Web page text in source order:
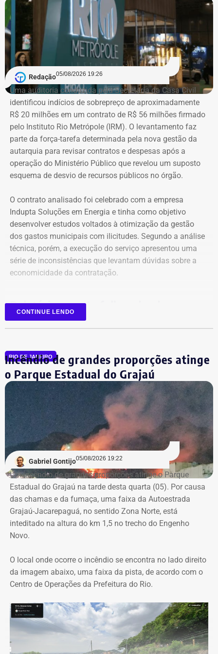
estão dois registros classificados genericamente como
“outros bens e direitos”, nos valores de R$ 95.985,48 e R$
97.555,75.
As declarações de bens são prestadas pelos próprios
candidatos à Justiça Eleitoral e podem considerar os
valores históricos de aquisição dos bens, e não
necessariamente seus preços de mercado.
O crescimento patrimonial, por si só, não indica a
existência de irregularidades.
Declaração de bens de Vinícius Cozzolino em 2026 — Foto:
Reprodução/Divulgacand
Declaração de bens de Vinícius Cozzolino em 2022 — Foto:
Reprodução/Divulgacand
Redação05/08/2026 19:26
Uma auditoria conduzida pela Secretaria da Casa Civil
identificou indícios de sobrepreço de aproximadamente
R$ 20 milhões em um contrato de R$ 56 milhões firmado
pelo Instituto Rio Metrópole (IRM). O levantamento faz
parte da força-tarefa determinada pela nova gestão da
autarquia para revisar contratos e despesas após a
operação do Ministério Público que revelou um suposto
esquema de desvio de recursos públicos no órgão.
O contrato analisado foi celebrado com a empresa
Indupta Soluções em Energia e tinha como objetivo
desenvolver estudos voltados à otimização da gestão
dos gastos municipais com ilicitudes. Segundo a análise
técnica, porém, a execução do serviço apresentou uma
série de inconsistências que levantam dúvidas sobre a
economicidade da contratação.
Relatório aponta falhas desde o
planejamento
auditores está a concentração de funções incompatíveis
dentro do processo de contratação. Conforme o relatório,
os mesmos agentes públicos participaram das etapas de
planejamento, julgamento e fiscalização do contrato,
comprometendo a segregação de funções.
A auditoria também aponta indícios de restrição à
competitividade da licitação, observados pela baixa
variação entre as propostas apresentadas pelas
empresas concorrentes, além de falhas na elaboração do
termo de referência.
Outro ponto que chamou a atenção dos técnicos foi a
ausência de critérios objetivos para justificar a
contratação da equipe prevista. Em uma das fases do
projeto, o contrato estimava a atuação de 76
superior a R$ 28 mil. Em alguns casos, como o de
consultores especializados, os valores chegavam a quase
R$ 75 mil por profissional, sem que houvesse justificativa
Serviços pagos teriam reaproveitado
dados já existentes
CONTINUE LENDO
RIO DE JANEIRO
Incêndio de grandes proporções atinge
o Parque Estadual do Grajaú
Gabriel Gontijo05/08/2026 19:22
Um incêndio de grandes proporções atinge o Parque
Estadual do Grajaú na tarde desta quarta (05). Por causa
das chamas e da fumaça, uma faixa da Autoestrada
Grajaú-Jacarepaguá, no sentido Zona Norte, está
inteditado na altura do km 1,5 no trecho do Engenho
Novo.
O local onde ocorre o incêndio se encontra no lado direito
da imagem abaixo, uma faixa da pista, de acordo com o
Centro de Operações da Prefeitura do Rio.